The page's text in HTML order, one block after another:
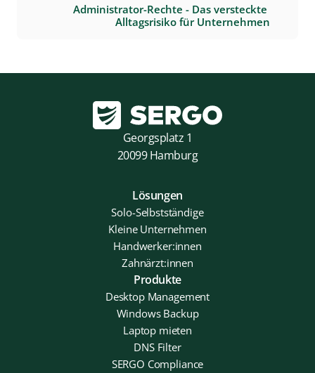
Administrator-Rechte - Das versteckte
Alltagsrisiko für Unternehmen
Georgsplatz 1
20099 Hamburg
Lösungen
Solo-Selbstständige
Kleine Unternehmen
Handwerker:innen
Zahnärzt:innen
Produkte
Desktop Management
Windows Backup
Laptop mieten
DNS Filter
SERGO Compliance